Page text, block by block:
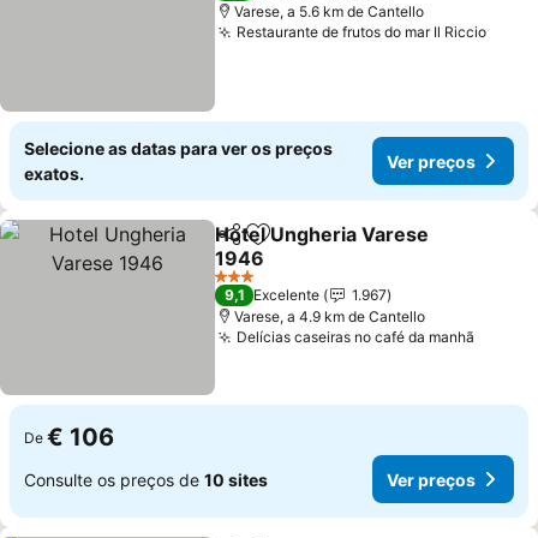
Varese, a 5.6 km de Cantello
Restaurante de frutos do mar Il Riccio
Selecione as datas para ver os preços
exatos.
Ver preços
PartilharAdicionar aos favoritos
Hotel Ungheria Varese
1946
3 Estrelas
9,1 Excelente
1.967
Varese, a 4.9 km de Cantello
Delícias caseiras no café da manhã
De € 106
Consulte os preços de 10 sites Ver preços